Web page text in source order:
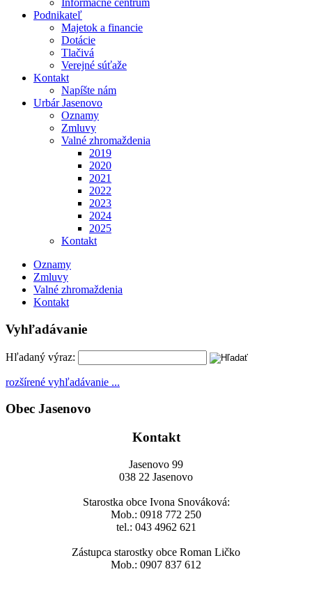
Informačné centrum
Podnikateľ
Majetok a financie
Dotácie
Tlačivá
Verejné súťaže
Kontakt
Napíšte nám
Urbár Jasenovo
Oznamy
Zmluvy
Valné zhromaždenia
2019
2020
2021
2022
2023
2024
2025
Kontakt
Oznamy
Zmluvy
Valné zhromaždenia
Kontakt
Vyhľadávanie
Hľadaný výraz:
rozšírené vyhľadávanie ...
Obec Jasenovo
Kontakt
Jasenovo 99
038 22 Jasenovo
Starostka obce Ivona Snováková:
Mob.: 0918 772 250
tel.: 043 4962 621
Zástupca starostky obce Roman Ličko
Mob.: 0907 837 612